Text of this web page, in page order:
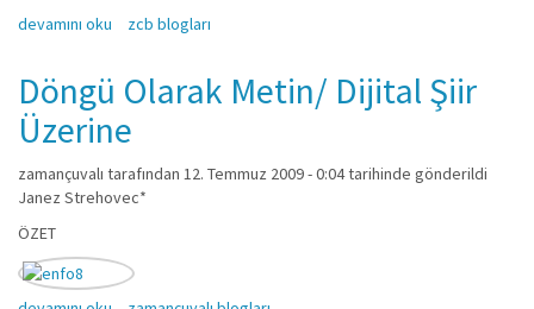
Estetik Ölçütler Meselesi hakkında
devamını oku zcb blogları
Döngü Olarak Metin/ Dijital Şiir
Üzerine
zamançuvalı tarafından 12. Temmuz 2009 - 0:04 tarihinde gönderildi
Janez Strehovec*
ÖZET